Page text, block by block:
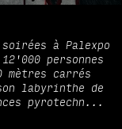
à Palexpo
personnes
mètres carrés
labyrinthe de
pyrotechn...